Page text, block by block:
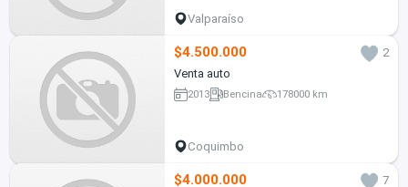
Valparaíso
$4.500.000
2
Venta auto
2013 Bencina 178000 km
Coquimbo
$4.000.000
7